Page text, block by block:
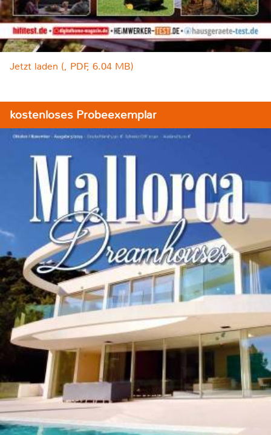
Jetzt laden (, PDF, 6.04 MB)
kostenloses Probeexemplar